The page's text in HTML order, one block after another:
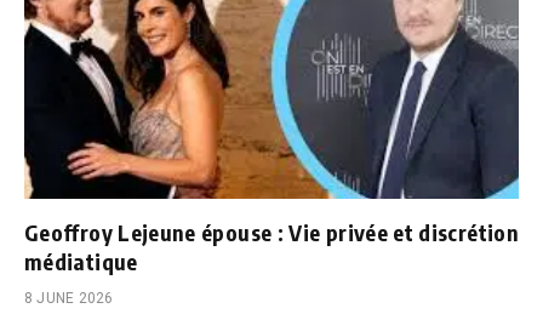
Geoffroy Lejeune épouse : Vie privée et discrétion
médiatique
8 JUNE 2026